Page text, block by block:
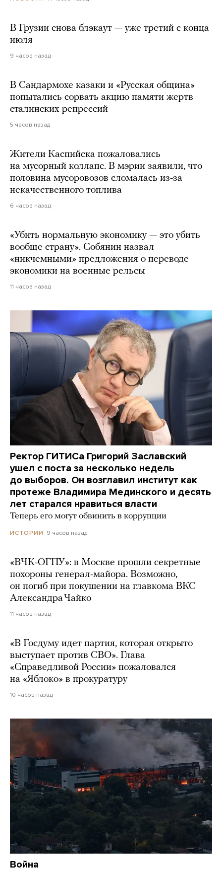
В Грузии снова блэкаут — уже третий с конца
июля
9 часов назад
В Сандармохе казаки и «Русская община»
попытались сорвать акцию памяти жертв
сталинских репрессий
5 часов назад
Жители Каспийска пожаловались
на мусорный коллапс. В мэрии заявили, что
половина мусоровозов сломалась из-за
некачественного топлива
6 часов назад
«Убить нормальную экономику — это убить
вообще страну». Собянин назвал
«никчемными» предложения о переводе
экономики на военные рельсы
11 часов назад
Ректор ГИТИСа Григорий Заславский
ушел с поста за несколько недель
до выборов. Он возглавил институт как
протеже Владимира Мединского и десять
лет старался нравиться власти
Теперь его могут обвинить в коррупции
ИСТОРИИ 9 часов назад
«ВЧК-ОГПУ»: в Москве прошли секретные
похороны генерал-майора. Возможно,
он погиб при покушении на главкома ВКС
Александра Чайко
11 часов назад
«В Госдуму идет партия, которая открыто
выступает против СВО». Глава
«Справедливой России» пожаловался
на «Яблоко» в прокуратуру
10 часов назад
Война